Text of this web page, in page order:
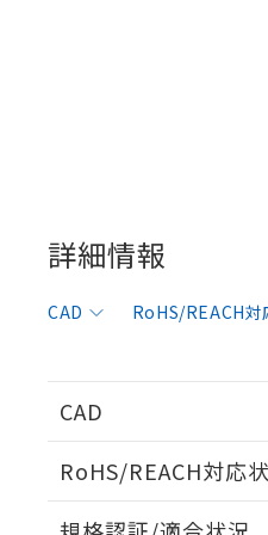
詳細情報
CAD RoHS/REACH対
CAD
ログイン/会員登録い
RoHS/REACH対応